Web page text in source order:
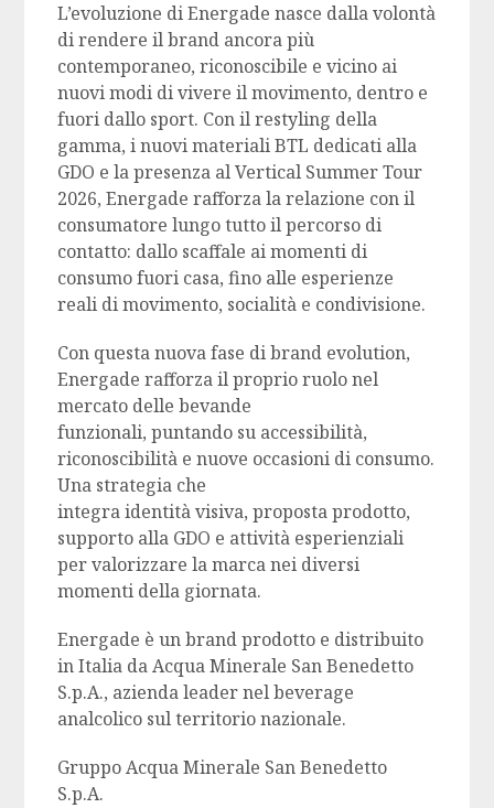
L’evoluzione di Energade nasce dalla volontà
di rendere il brand ancora più
contemporaneo, riconoscibile e vicino ai
nuovi modi di vivere il movimento, dentro e
fuori dallo sport. Con il restyling della
gamma, i nuovi materiali BTL dedicati alla
GDO e la presenza al Vertical Summer Tour
2026, Energade rafforza la relazione con il
consumatore lungo tutto il percorso di
contatto: dallo scaffale ai momenti di
consumo fuori casa, fino alle esperienze
reali di movimento, socialità e condivisione.
Con questa nuova fase di brand evolution,
Energade rafforza il proprio ruolo nel
mercato delle bevande
funzionali, puntando su accessibilità,
riconoscibilità e nuove occasioni di consumo.
Una strategia che
integra identità visiva, proposta prodotto,
supporto alla GDO e attività esperienziali
per valorizzare la marca nei diversi
momenti della giornata.
Energade è un brand prodotto e distribuito
in Italia da Acqua Minerale San Benedetto
S.p.A., azienda leader nel beverage
analcolico sul territorio nazionale.
Gruppo Acqua Minerale San Benedetto
S.p.A.